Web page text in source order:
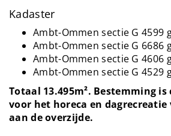
Kadaster
Ambt-Ommen sectie G 4599
Ambt-Ommen sectie G 6686
Ambt-Ommen sectie G 4606
Ambt-Ommen sectie G 4529
Totaal 13.495m². Bestemming
voor het horeca en dagrecreatie
aan de overzijde.